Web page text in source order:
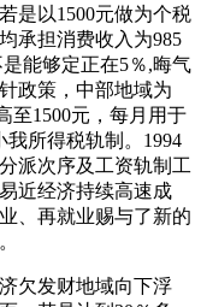
是以1500元做为个税
承担消费收入为985
能够定正在5％,晦气
政策，中部地域为
至1500元，每月用于
所得税轨制。1994
派次序及工资轨制工
近经济持续高速成
、再就业赐与了新的
欠发财地域向下浮